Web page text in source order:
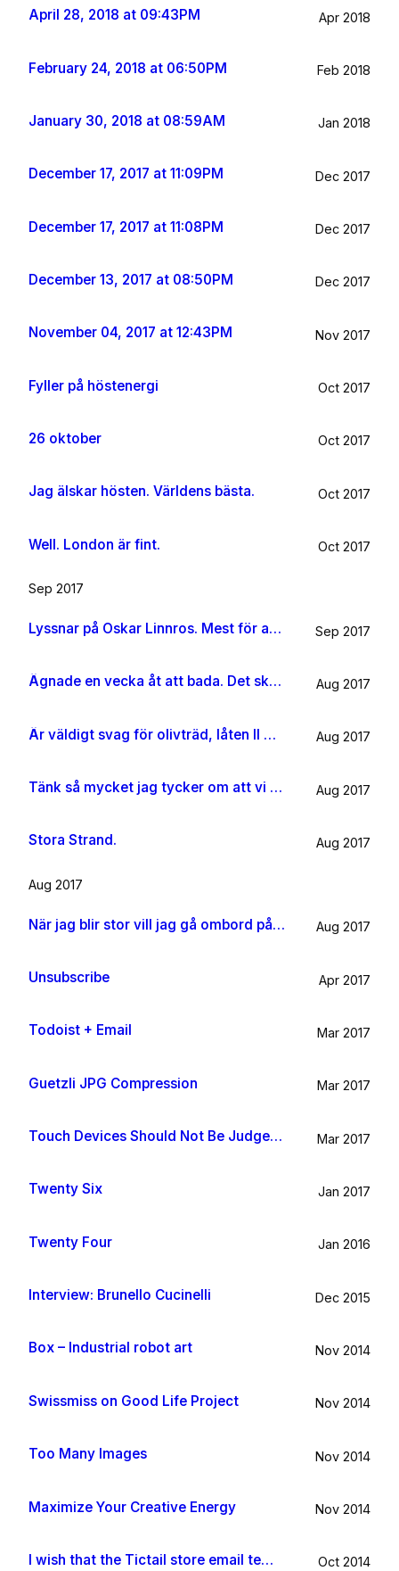
April 28, 2018 at 09:43PM Apr 2018
February 24, 2018 at 06:50PM Feb 2018
January 30, 2018 at 08:59AM Jan 2018
December 17, 2017 at 11:09PM Dec 2017
December 17, 2017 at 11:08PM Dec 2017
December 13, 2017 at 08:50PM Dec 2017
November 04, 2017 at 12:43PM Nov 2017
Fyller på höstenergi Oct 2017
26 oktober Oct 2017
Jag älskar hösten. Världens bästa. Oct 2017
Well. London är fint. Oct 2017
Sep 2017
Lyssnar på Oskar Linnros. Mest för att det känns rätt. Oavsett. Sep 2017
Ägnade en vecka åt att bada. Det ska jag göra någon mer gång i livet. Aug 2017
Är väldigt svag för olivträd, låten Il mondo och motljus som möter vacker utsikt. Så lever lite på känslan av Grekland ett tag till. Aug 2017
Tänk så mycket jag tycker om att vi har kossor på vägen till sommarhuset. Aug 2017
Stora Strand. Aug 2017
Aug 2017
När jag blir stor vill jag gå ombord på en sån dära båt och äta gifflar och dricka något gott. Bara för att det känns som något jag skulle tycka om. Aug 2017
Unsubscribe Apr 2017
Todoist + Email Mar 2017
Guetzli JPG Compression Mar 2017
Touch Devices Should Not Be Judged By Their Size Mar 2017
Twenty Six Jan 2017
Twenty Four Jan 2016
Interview: Brunello Cucinelli Dec 2015
Box – Industrial robot art Nov 2014
Swissmiss on Good Life Project Nov 2014
Too Many Images Nov 2014
Maximize Your Creative Energy Nov 2014
I wish that the Tictail store email template would be improved Oct 2014